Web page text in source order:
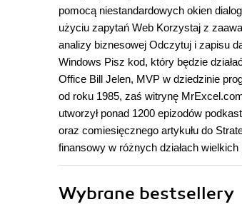
pomocą niestandardowych okien
użyciu zapytań Web Korzystaj z
analizy biznesowej Odczytuj i zapisu
Windows Pisz kod, który będzie
Office Bill Jelen, MVP w dziedzinie
od roku 1985, zaś witrynę
utworzył ponad 1200 epizodów
oraz comiesięcznego artykułu do
finansowy w różnych działach
Wybrane bestsellery